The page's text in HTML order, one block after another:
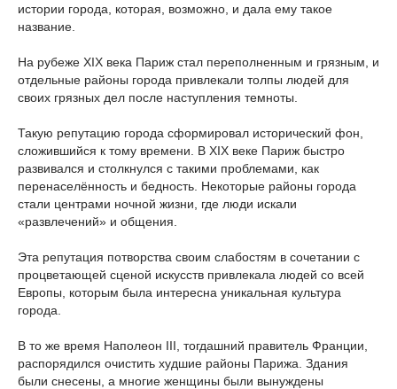
истории города, которая, возможно, и дала ему такое
название.
На рубеже XIX века Париж стал переполненным и грязным, и
отдельные районы города привлекали толпы людей для
своих грязных дел после наступления темноты.
Такую репутацию города сформировал исторический фон,
сложившийся к тому времени. В XIX веке Париж быстро
развивался и столкнулся с такими проблемами, как
перенаселённость и бедность. Некоторые районы города
стали центрами ночной жизни, где люди искали
«развлечений» и общения.
Эта репутация потворства своим слабостям в сочетании с
процветающей сценой искусств привлекала людей со всей
Европы, которым была интересна уникальная культура
города.
В то же время Наполеон III, тогдашний правитель Франции,
распорядился очистить худшие районы Парижа. Здания
были снесены, а многие женщины были вынуждены